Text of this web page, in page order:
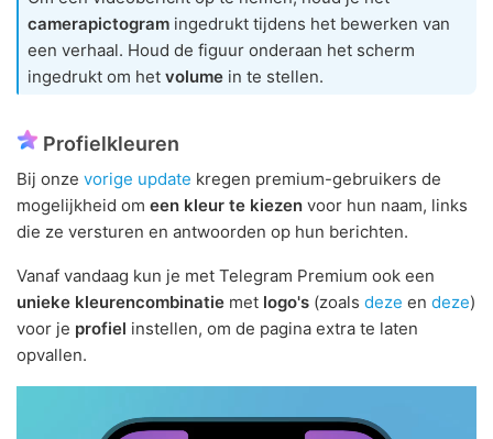
camerapictogram ingedrukt tijdens het bewerken van
een verhaal. Houd de figuur onderaan het scherm
ingedrukt om het volume in te stellen.
Profielkleuren
Bij onze vorige update kregen premium-gebruikers de
mogelijkheid om een kleur te kiezen voor hun naam, links
die ze versturen en antwoorden op hun berichten.
Vanaf vandaag kun je met Telegram Premium ook een
unieke kleurencombinatie met logo's (zoals deze en deze)
voor je profiel instellen, om de pagina extra te laten
opvallen.